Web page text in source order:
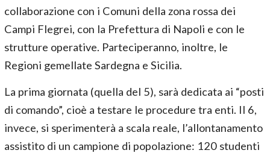
collaborazione con i Comuni della zona rossa dei
Campi Flegrei, con la Prefettura di Napoli e con le
strutture operative. Parteciperanno, inoltre, le
Regioni gemellate Sardegna e Sicilia.
La prima giornata (quella del 5), sarà dedicata ai “posti
di comando”, cioè a testare le procedure tra enti. Il 6,
invece, si sperimenterà a scala reale, l’allontanamento
assistito di un campione di popolazione: 120 studenti